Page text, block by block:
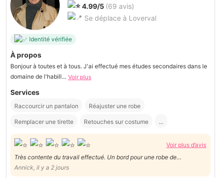
4.99/5 (69 avis)
Se déplace à Loverval
Identité vérifiée
À propos
Bonjour à toutes et à tous. J'ai effectué mes études secondaires dans le
domaine de l'habill... Voir plus
Services
Raccourcir un pantalon Réajuster une robe
Remplacer une tirette Retouches sur costume ...
Voir plus d’avis
Très contente du travail effectué. Un bord pour une robe de
cérémonie et un bord de pantalon de mariage. Merci. Je recommande
Annick, il y a 2 jours